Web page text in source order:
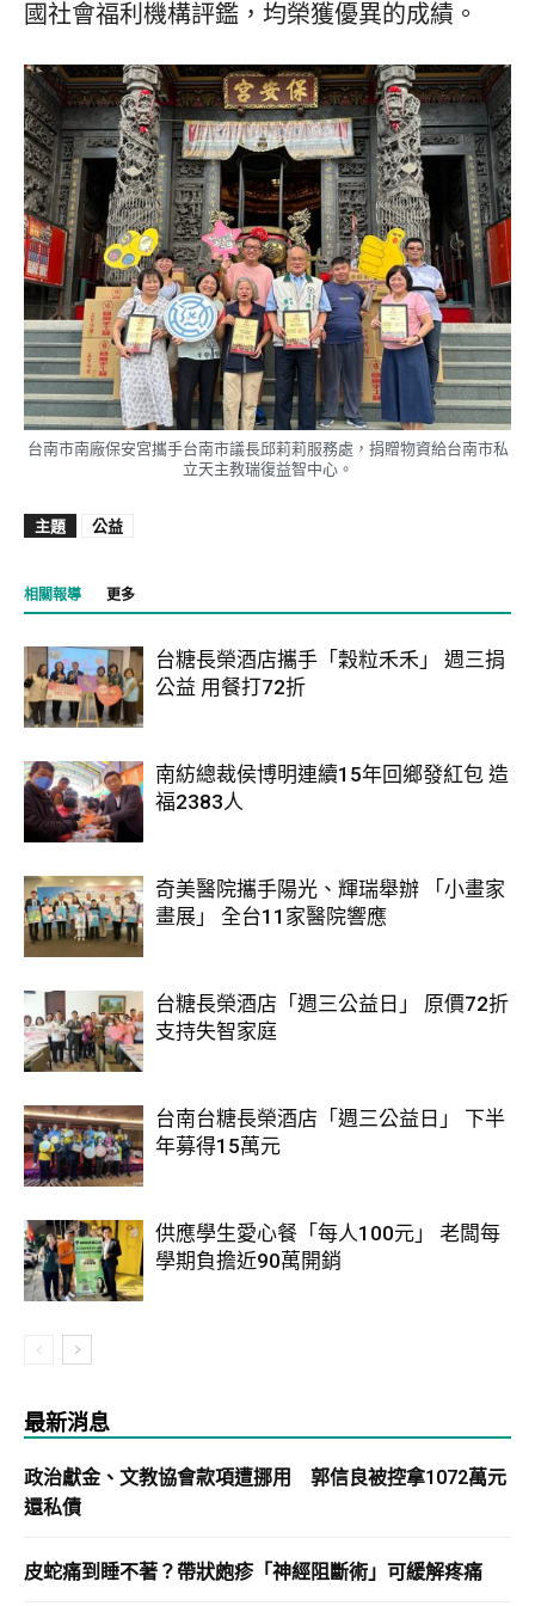
國社會福利機構評鑑，均榮獲優異的成績。
台南市南廠保安宮攜手台南市議長邱莉莉服務處，捐贈物資給台南市私
立天主教瑞復益智中心。
主題 公益
相關報導 更多
台糖長榮酒店攜手「穀粒禾禾」 週三捐
公益 用餐打72折
南紡總裁侯博明連續15年回鄉發紅包 造
福2383人
奇美醫院攜手陽光、輝瑞舉辦 「小畫家
畫展」 全台11家醫院響應
台糖長榮酒店「週三公益日」 原價72折
支持失智家庭
台南台糖長榮酒店「週三公益日」 下半
年募得15萬元
供應學生愛心餐「每人100元」 老闆每
學期負擔近90萬開銷
最新消息
政治獻金、文教協會款項遭挪用 郭信良被控拿1072萬元
還私債
皮蛇痛到睡不著？帶狀皰疹「神經阻斷術」可緩解疼痛